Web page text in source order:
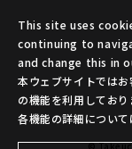
©
This site uses
continuing to
and change this in
本ウェブサイトでは
の機能を利用しており
各機能の詳細について